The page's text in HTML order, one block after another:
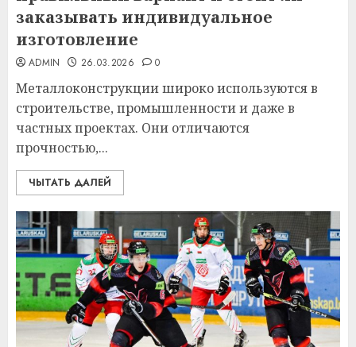
заказывать индивидуальное
изготовление
ADMIN 26.03.2026 0
Металлоконструкции широко используются в
строительстве, промышленности и даже в
частных проектах. Они отличаются
прочностью,...
ЧЫТАТЬ ДАЛЕЙ